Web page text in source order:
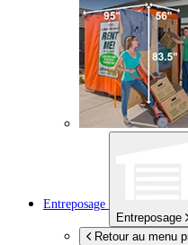
Entreposage
Entreposage
Retour au menu